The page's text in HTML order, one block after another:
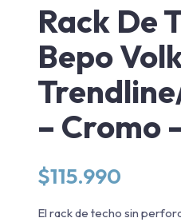
Rack De
Bepo
– Cromo
$115.990
El rack de techo sin